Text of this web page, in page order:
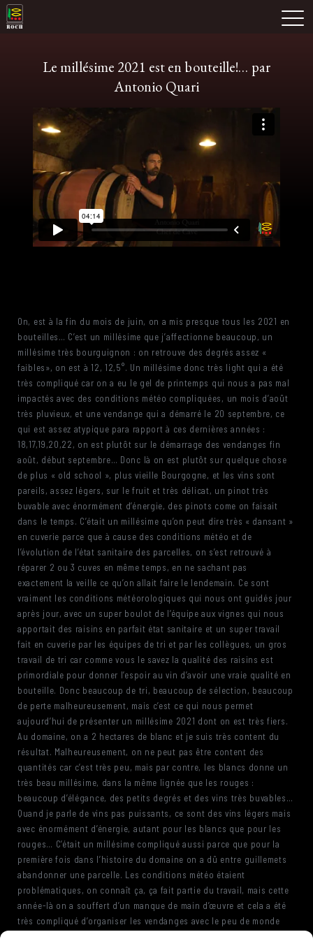
Skip
to
Domaine Prieuré Roch
Le millésime 2021 est en bouteille!… par
Antonio Quari
On, est à la fin du mois de juin, on a mis presque tous les 2021 en
bouteilles… C’est un millésime que j’affectionne beaucoup, un
millésime très bourguignon : on retrouve des degrés assez «
faibles», on est à 12, 12,5°. Un millésime donc très light qui a été
très compliqué car on a eu le gel de printemps qui nous a pas mal
impactés avec des conditions météo compliquées, un mois d’août
très pluvieux, et une vendange qui a démarré le 20 septembre, ce
qui est assez atypique para rapport à ces dernières années :
18,17,19,20,22, on est plutôt sur le démarrage des vendanges fin
août, début septembre… Donc là on est plutôt sur quelque chose
de plus « old school », plus vieille Bourgogne, et les vins sont
pareils, assez légers, sur le fruit et très délicat, un pinot très
buvable avec énormément d’énergie, des pinots come on faisait
dans le temps. C’était un millésime qu’on peut dire très « dansant »
en cuverie parce que à cause des conditions météo et de
l’évolution de l’état sanitaire des parcelles, on s’est retrouvé à
réparer 2 ou 3 cuves en même temps, en ne sachant pas
exactement la veille ce qu’on allait faire le lendemain. Ce sont
vraiment les conditions météorologiques qui nous ont guidés jour
après jour, avec un super boulot de l’équipe aux vignes qui nous
apportait des raisins en parfait état sanitaire et un super travail
fait en cuverie par les équipes de tri et par les collègues, un gros
travail de tri car comme vous le savez la qualité des raisins est
primordiale pour donner l’espoir au vin d’avoir une vraie qualité en
bouteille. Donc beaucoup de tri, beaucoup de sélection, beaucoup
de perte malheureusement, mais c’est ce qui nous permet
aujourd’hui de présenter un millésime 2021 dont on est très fiers.
Au domaine, on a 2 hectares de blanc et je suis très content du
résultat. Malheureusement, on ne peut pas être content des
quantités car c’est très peu, mais par contre, les blancs donne un
très beau millésime, dans la même lignée que les rouges :
beaucoup d’élégance, des petits degrés et des vins très buvables…
Quand je parle de vins pas puissants, ce sont des vins légers mais
avec énormément d’énergie, autant pour les blancs que pour les
rouges… C’était un millésime compliqué aussi parce que pour la
première fois dans l’histoire du domaine on a dû entre guillemets
abandonner une parcelle. Les conditions météo étaient
problématiques, on connaît ça, ça fait partie du travail, mais cette
année-là on a souffert d’un manque de main d’œuvre et cela a été
très compliqué d’organiser les vendanges avec le peu de monde